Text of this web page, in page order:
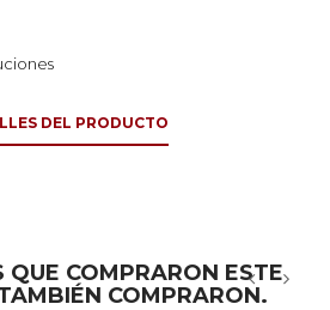
DEL PRODUCTO
QUE COMPRARON ESTE
COMPRARON.